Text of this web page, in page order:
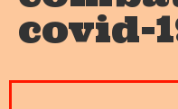
covid-